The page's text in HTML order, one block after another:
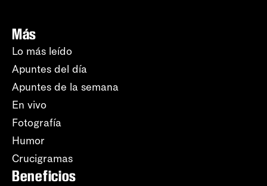
Más
Lo más leído
Apuntes del día
Apuntes de la semana
En vivo
Fotografía
Humor
Crucigramas
Beneficios